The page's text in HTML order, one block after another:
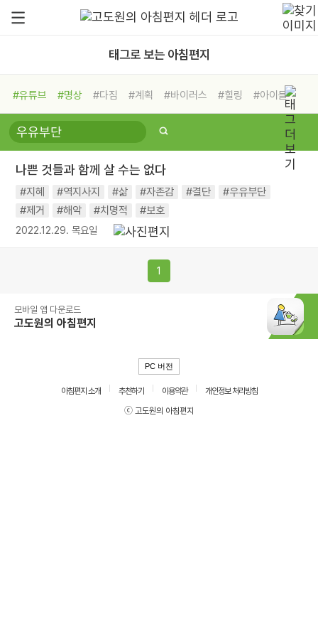
태그로 보는 아침편지
#유튜브 #명상 #다짐 #계획 #바이러스 #힐링
#아이들
#비전캠프
#독서캠프 #삶
#희망
#나눔 #친구 #링컨학교
#독서
#건강 #면역력
나쁜 것들과 함께 살 수는 없다
#지혜 #역지사지 #삶 #자존감 #결단
#우유부단
#제거
#해악 #치명적 #보호
2022.12.29. 목요일
1
모바일 앱 다운로드
고도원의 아침편지
PC 버전
아침편지 소개 추천하기 이용약관
개인정보 처리방침
ⓒ 고도원의 아침편지